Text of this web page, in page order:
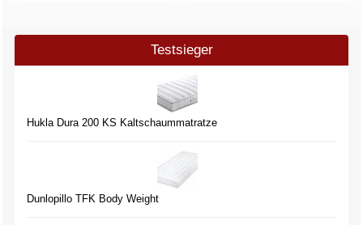
Testsieger
Hukla Dura 200 KS Kaltschaummatratze
Dunlopillo TFK Body Weight